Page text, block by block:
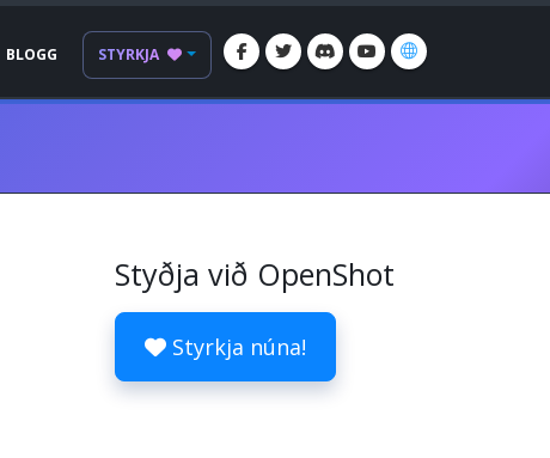
BLOGG STYRKJA
Styðja við OpenShot
Styrkja núna!